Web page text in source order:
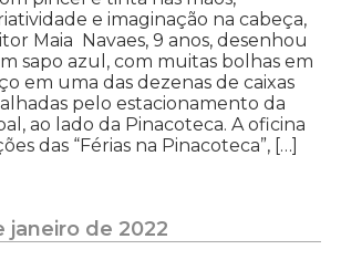
e imaginação na cabeça,
Maia Navaes, 9 anos, desenhou
sapo azul, com muitas bolhas em
em uma das dezenas de caixas
pelo estacionamento da
ao lado da Pinacoteca. A oficina
das “Férias na Pinacoteca”, […]
janeiro de 2022